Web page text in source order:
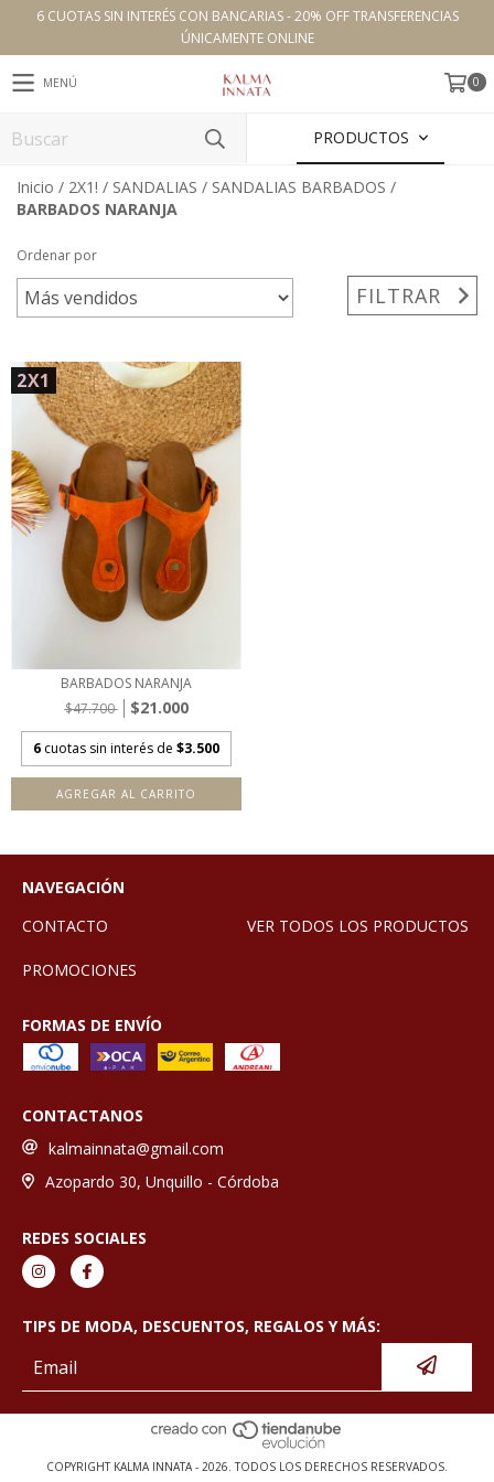
6 CUOTAS SIN INTERÉS CON BANCARIAS - 20% OFF TRANSFERENCIAS
ÚNICAMENTE ONLINE
MENÚ 0
PRODUCTOS
Inicio / 2X1! / SANDALIAS / SANDALIAS BARBADOS /
BARBADOS NARANJA
Ordenar por
FILTRAR
2X1
BARBADOS NARANJA
$47.700
$21.000
6 cuotas sin interés de $3.500
AGREGAR AL CARRITO
NAVEGACIÓN
CONTACTO
VER TODOS LOS PRODUCTOS
PROMOCIONES
FORMAS DE ENVÍO
CONTACTANOS
kalmainnata@gmail.com
Azopardo 30, Unquillo - Córdoba
REDES SOCIALES
TIPS DE MODA, DESCUENTOS, REGALOS Y MÁS:
COPYRIGHT KALMA INNATA - 2026. TODOS LOS DERECHOS RESERVADOS.